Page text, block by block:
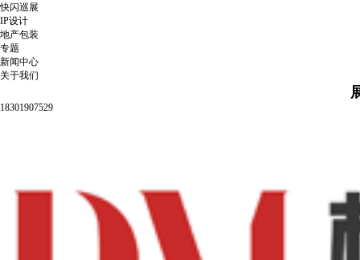
快闪巡展
IP设计
地产包装
专题
新闻中心
关于我们
18301907529